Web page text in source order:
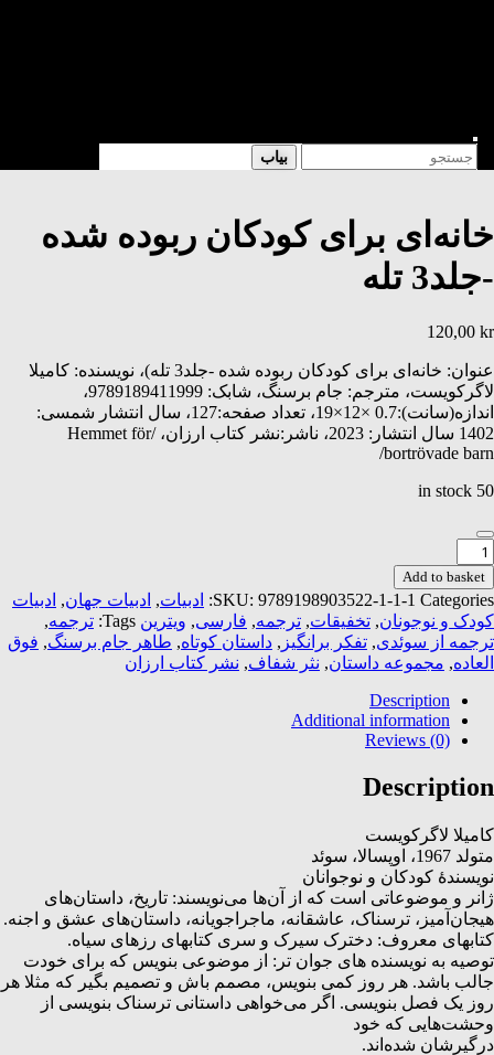
Enter
Keyword
Search
for:
بیاب
Search
خانه‌ای برای کودکان ربوده شده
-جلد3 تله
120,00 kr
عنوان: خانه‌ای برای کودکان ربوده شده -جلد3 تله)، نویسنده: کامیلا
لاگرکویست، مترجم: جام برسنگ، شابک: 9789189411999،
اندازه(سانت):0.7 ×12×19، تعداد صفحه:127، سال انتشار شمسی:
1402 سال انتشار: 2023، ناشر:نشر کتاب ارزان، /Hemmet för
bortrövade barn/
50 in stock
خانه‌ای
برای
کودکان
ربوده
شده
-جلد3
تله
quantity
Add to basket
SKU: 9789198903522-1-1-1 Categories: ادبیات, ادبیات جهان, ادبیات
کودک و نوجونان, تخفیقات, ترجمه, فارسی, ویترین Tags: ترجمه,
ترجمه از سوئدی, تفکر برانگیز , داستان کوتاه, طاهر جام برسنگ, فوق
العاده, مجموعه داستان, نثر شفاف, نشر کتاب ارزان
Description
Additional information
Reviews (0)
Description
کامیلا لاگرکویست
متولد 1967، اوپسالا، سوئد
نویسندۀ کودکان و نوجوانان
ژانر و موضوعاتی است که از آن‌ها می‌نویسند: تاریخ، داستان‌های
هیجان‌آمیز، ترسناک، عاشقانه، ماجراجویانه، داستان‌های عشق و اجنه.
کتابهای معروف: دخترک سیرک و سری کتابهای رزهای سیاه.
توصیه به نویسنده های جوان تر: از موضوعی بنویس که برای خودت
جالب باشد. هر روز کمی بنویس، مصمم باش و تصمیم بگیر که مثلا هر
روز یک فصل بنویسی. اگر می‌خواهی داستانی ترسناک بنویسی از
وحشت‌هایی که خود
درگیرشان شده‌اند.